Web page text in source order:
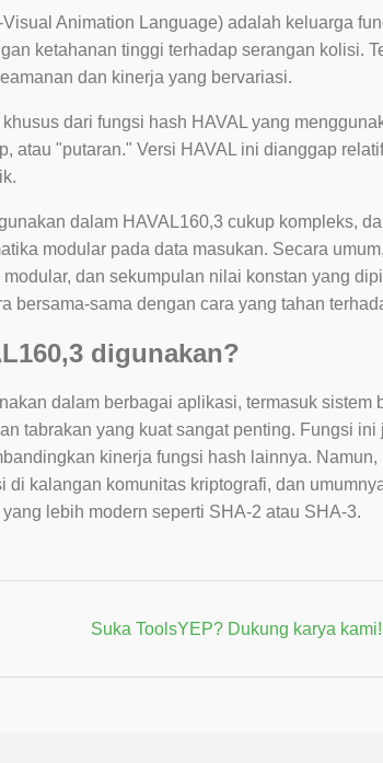
Animation Language) adalah keluarga
ketahanan tinggi terhadap serangan kolisi.
dan kinerja yang bervariasi.
dari fungsi hash HAVAL yang
atau "putaran." Versi HAVAL ini dianggap
dalam HAVAL160,3 cukup kompleks,
modular pada data masukan. Secara
dan sekumpulan nilai konstan yang
bersama-sama dengan cara yang tahan
digunakan?
dalam berbagai aplikasi, termasuk sistem
tabrakan yang kuat sangat penting. Fungsi
kinerja fungsi hash lainnya.
di kalangan komunitas kriptografi, dan
lebih modern seperti SHA-2 atau SHA-3.
Suka ToolsYEP? Dukung karya kami!